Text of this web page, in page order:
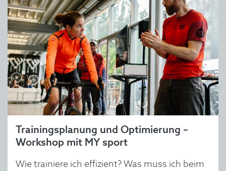
Trainingsplanung und Optimierung –
Workshop mit MY sport
Wie trainiere ich effizient? Was muss ich beim